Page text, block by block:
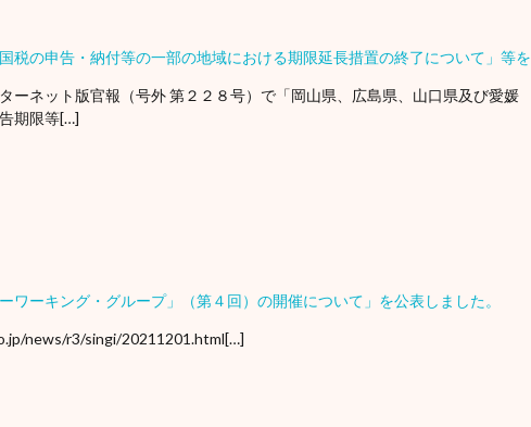
税の申告・納付等の一部の地域における期限延長措置の終了について」等を
ーネット版官報（号外 第２２８号）で「岡山県、広島県、山口県及び愛媛
期限等[…]
ワーキング・グループ」（第４回）の開催について」を公表しました。
news/r3/singi/20211201.html[…]